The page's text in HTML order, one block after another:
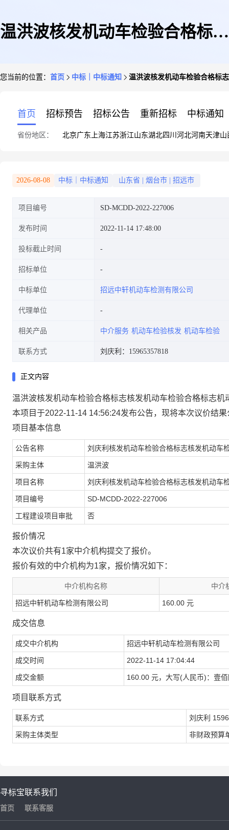
温洪波核发机动车检验合格标志
公告
您当前的位置： 首页 中标｜中标通知 温洪波核发机动车检验合格标
首页 招标预告 招标公告 重新招标 中标通知
省份地区： 北京广东 上海江苏浙江山东湖北四川 河北河南天津山
2026-08-08 中标｜中标通知 山东省 烟台市 招远市
项目编号 SD-MCDD-2022-227006
发布时间 2022-11-14 17:48:00
投标截止时间
招标单位
中标单位 招远中轩机动车检测有限公司
代理单位
相关产品 中介服务 机动车检验核发 机动车检验
联系方式 刘庆利：15965357818
正文内容
温洪波核发机动车检验合格标志核发机动车检验合格标志
本项目于2022-11-14 14:56:24发布公告，现将本次议价结
项目基本信息
公告名称 刘庆利核发机动车检验合格标志核发机动车
采购主体 温洪波
项目名称 刘庆利核发机动车检验合格标志核发机动车
项目编号 SD-MCDD-2022-227006
工程建设项目审批 否
报价情况
本次议价共有1家中介机构提交了报价。
报价有效的中介机构为1家，报价情况如下：
中介机构名称 中介
招远中轩机动车检测有限公司 160.00 元
成交信息
成交中介机构 招远中轩机动车检测有限公司
成交时间 2022-11-14 17:04:44
成交金额 160.00 元，大写(人民币)：壹
项目联系方式
联系方式 刘庆利
采购主体类型 非财政预算
寻标宝
首页
联系我们
联系客服